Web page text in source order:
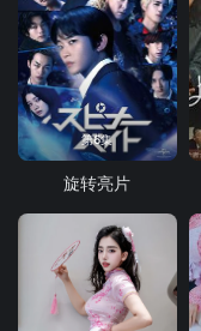
第6集
旋转亮片